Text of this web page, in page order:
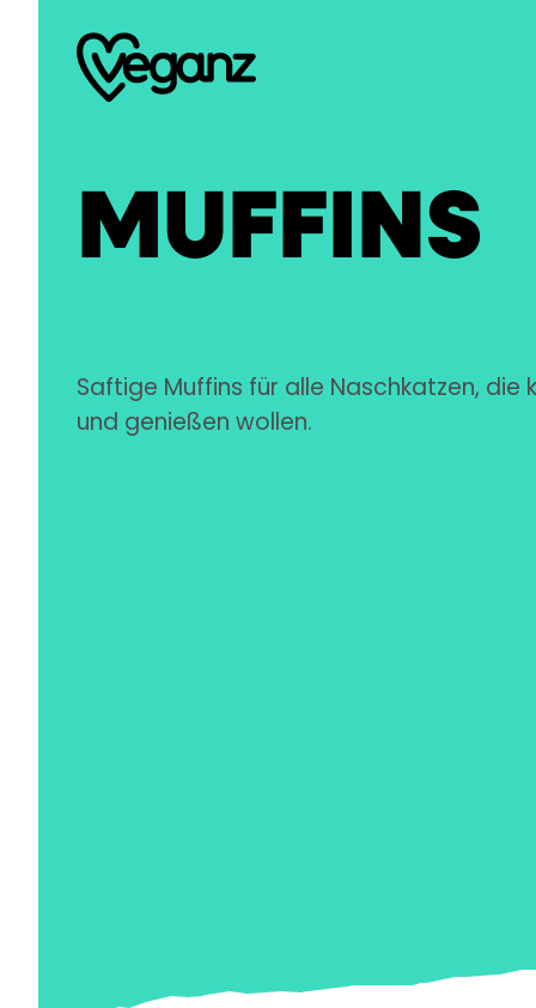
MUFFINS
Saftige Muffins für alle Naschkatzen, die
und genießen wollen.